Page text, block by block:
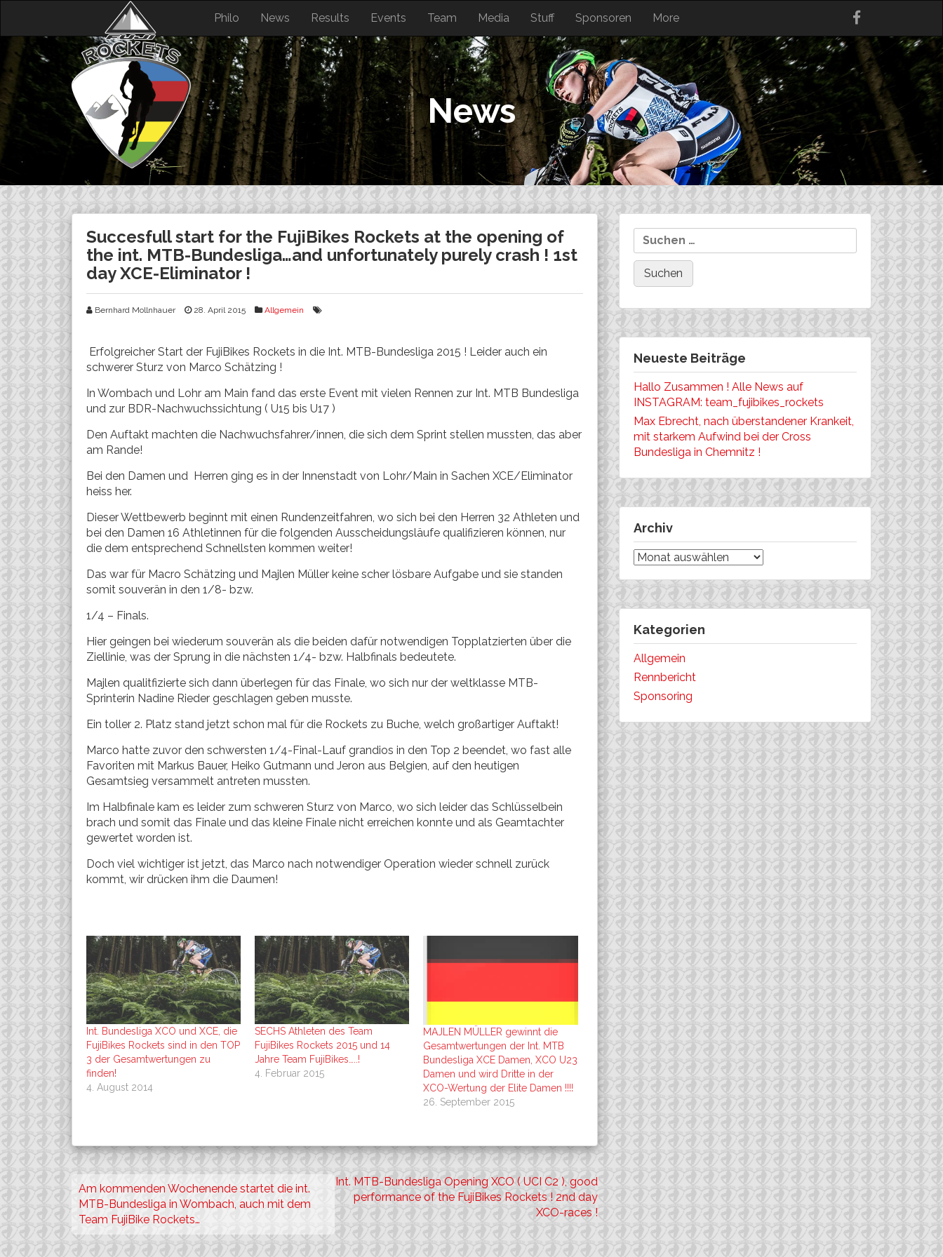
content
Philo News Results Events Team Media Stuff Sponsoren More
News
Succesfull start for the FujiBikes Rockets at the opening of
the int. MTB-Bundesliga…and unfortunately purely crash ! 1st
day XCE-Eliminator !
Bernhard Mollnhauer 28. April 2015 Allgemein
Erfolgreicher Start der FujiBikes Rockets in die Int. MTB-Bundesliga 2015 ! Leider auch ein
schwerer Sturz von Marco Schätzing !
In Wombach und Lohr am Main fand das erste Event mit vielen Rennen zur Int. MTB Bundesliga
und zur BDR-Nachwuchssichtung ( U15 bis U17 )
Den Auftakt machten die Nachwuchsfahrer/innen, die sich dem Sprint stellen mussten, das aber
am Rande!
Bei den Damen und Herren ging es in der Innenstadt von Lohr/Main in Sachen XCE/Eliminator
heiss her.
Dieser Wettbewerb beginnt mit einen Rundenzeitfahren, wo sich bei den Herren 32 Athleten und
bei den Damen 16 Athletinnen für die folgenden Ausscheidungsläufe qualifizieren können, nur
die dem entsprechend Schnellsten kommen weiter!
Das war für Macro Schätzing und Majlen Müller keine scher lösbare Aufgabe und sie standen
somit souverän in den 1/8- bzw.
1/4 – Finals.
Hier geingen bei wiederum souverän als die beiden dafür notwendigen Topplatzierten über die
Ziellinie, was der Sprung in die nächsten 1/4- bzw. Halbfinals bedeutete.
Majlen qualitfizierte sich dann überlegen für das Finale, wo sich nur der weltklasse MTB-
Sprinterin Nadine Rieder geschlagen geben musste.
Ein toller 2. Platz stand jetzt schon mal für die Rockets zu Buche, welch großartiger Auftakt!
Marco hatte zuvor den schwersten 1/4-Final-Lauf grandios in den Top 2 beendet, wo fast alle
Favoriten mit Markus Bauer, Heiko Gutmann und Jeron aus Belgien, auf den heutigen
Gesamtsieg versammelt antreten mussten.
Im Halbfinale kam es leider zum schweren Sturz von Marco, wo sich leider das Schlüsselbein
brach und somit das Finale und das kleine Finale nicht erreichen konnte und als Geamtachter
gewertet worden ist.
Doch viel wichtiger ist jetzt, das Marco nach notwendiger Operation wieder schnell zurück
kommt, wir drücken ihm die Daumen!
Int. Bundesliga XCO und XCE, die
FujiBikes Rockets sind in den TOP
3 der Gesamtwertungen zu
finden!
4. August 2014
SECHS Athleten des Team
FujiBikes Rockets 2015 und 14
Jahre Team FujiBikes…..!
4. Februar 2015
MAJLEN MÜLLER gewinnt die
Gesamtwertungen der Int. MTB
Bundesliga XCE Damen, XCO U23
Damen und wird Dritte in der
XCO-Wertung der Elite Damen !!!!
26. September 2015
Beitragsnavigation
Am kommenden Wochenende startet die int.
MTB-Bundesliga in Wombach, auch mit dem
Team FujiBike Rockets…
Int. MTB-Bundesliga Opening XCO ( UCI C2 ), good
performance of the FujiBikes Rockets ! 2nd day
XCO-races !
Suchen
nach:
Neueste Beiträge
Hallo Zusammen ! Alle News auf
INSTAGRAM: team_fujibikes_rockets
Max Ebrecht, nach überstandener Krankeit,
mit starkem Aufwind bei der Cross
Bundesliga in Chemnitz !
Archiv
Archiv
Kategorien
Allgemein
Rennbericht
Sponsoring